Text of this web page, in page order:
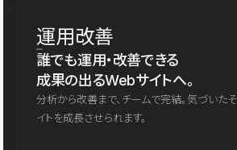
運用改善
誰でも運用・改善できる
成果の出るWebサイトへ。
分析から改善まで、チームで完結。気づいた
イトを成長させられます。